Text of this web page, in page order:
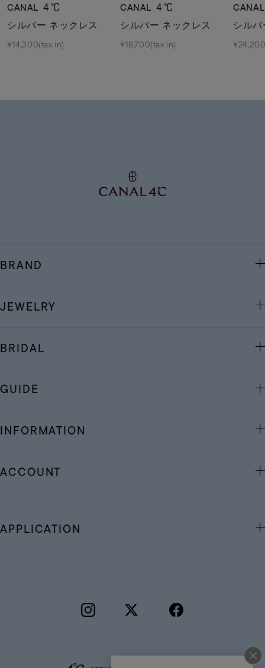
CANAL ４℃
シルバー ネックレス
¥14,300(tax in)
CANAL ４℃
シルバー ネックレス
¥18,700(tax in)
シル
BRAND
JEWELRY
BRIDAL
GUIDE
INFORMATION
ACCOUNT
APPLICATION